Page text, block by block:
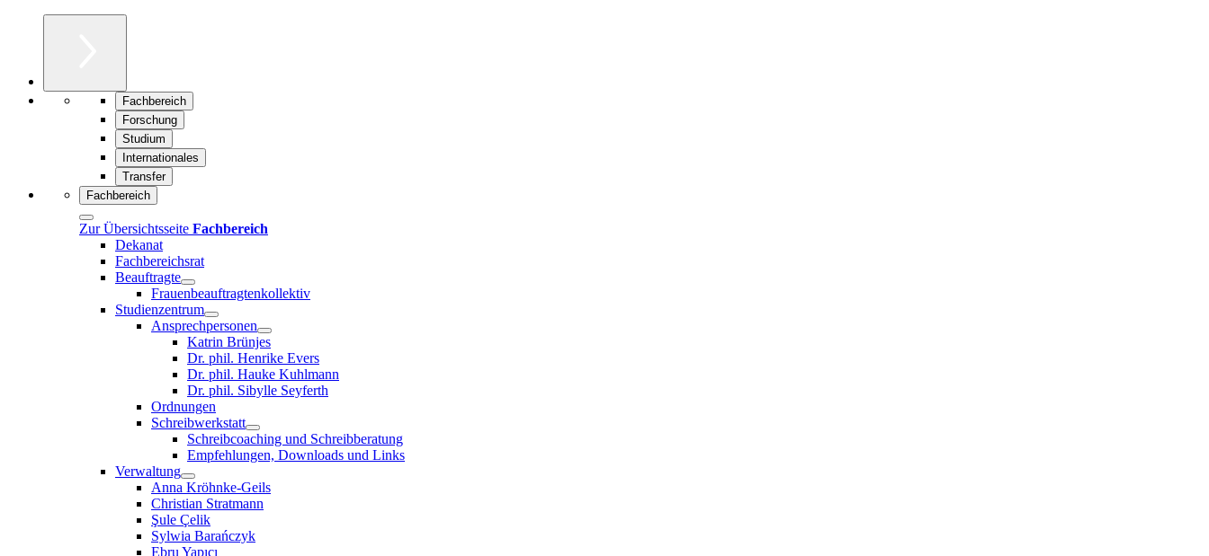
Fachbereich
Forschung
Studium
Internationales
Transfer
Fachbereich
Zur Übersichtsseite Fachbereich
Dekanat
Fachbereichsrat
Beauftragte
Frauenbeauftragtenkollektiv
Studienzentrum
Ansprechpersonen
Katrin Brünjes
Dr. phil. Henrike Evers
Dr. phil. Hauke Kuhlmann
Dr. phil. Sibylle Seyferth
Ordnungen
Schreibwerkstatt
Schreibcoaching und Schreibberatung
Empfehlungen, Downloads und Links
Verwaltung
Anna Kröhnke-Geils
Christian Stratmann
Şule Çelik
Sylwia Barańczyk
Ebru Yapıcı